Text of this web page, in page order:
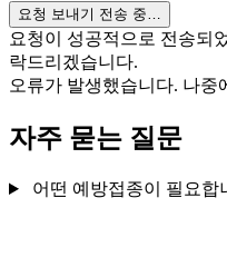
요청 보내기 전송 중…
요청이 성공적으로 전송되
락드리겠습니다.
오류가 발생했습니다. 나중
자주 묻는 질문
어떤 예방접종이 필요합